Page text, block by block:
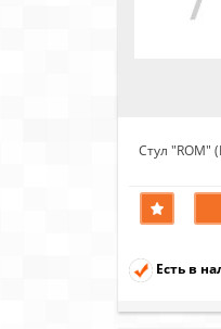
Стул "ROM"
Есть в